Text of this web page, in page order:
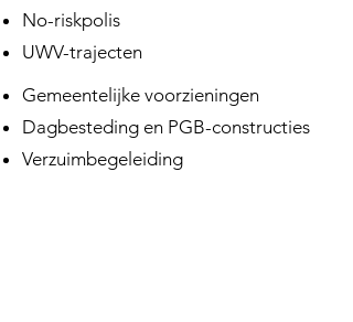
No-riskpolis
UWV-trajecten
Gemeentelijke voorzieningen
Dagbesteding en PGB-constructies
Verzuimbegeleiding